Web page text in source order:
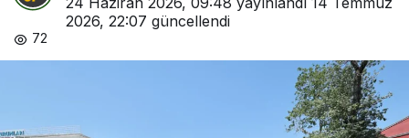
2026, 22:07 güncellendi
72